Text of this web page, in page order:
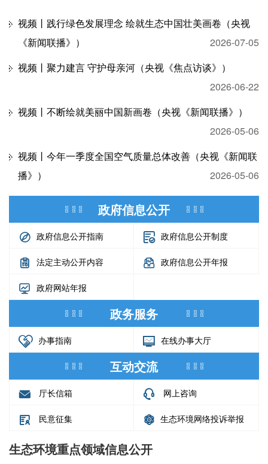
视频丨践行绿色发展理念 绘就生态中国壮美画卷（央视
《新闻联播》）
2026-07-05
视频丨聚力建言 守护母亲河（央视《焦点访谈》）
2026-06-22
视频丨不断绘就美丽中国新画卷（央视《新闻联播》）
2026-05-06
视频丨今年一季度全国空气质量总体改善（央视《新闻联
播》）
2026-05-06
政府信息公开
政府信息公开指南 政府信息公开制度
法定主动公开内容 政府信息公开年报
政府网站年报
政务服务
办事指南 在线办事大厅
互动交流
厅长信箱 网上咨询
民意征集 生态环境网络投诉举报
生态环境重点领域信息公开